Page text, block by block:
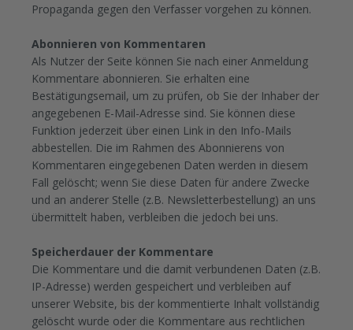
Propaganda gegen den Verfasser vorgehen zu können.
Abonnieren von Kommentaren
Als Nutzer der Seite können Sie nach einer Anmeldung
Kommentare abonnieren. Sie erhalten eine
Bestätigungsemail, um zu prüfen, ob Sie der Inhaber der
angegebenen E-Mail-Adresse sind. Sie können diese
Funktion jederzeit über einen Link in den Info-Mails
abbestellen. Die im Rahmen des Abonnierens von
Kommentaren eingegebenen Daten werden in diesem
Fall gelöscht; wenn Sie diese Daten für andere Zwecke
und an anderer Stelle (z.B. Newsletterbestellung) an uns
übermittelt haben, verbleiben die jedoch bei uns.
Speicherdauer der Kommentare
Die Kommentare und die damit verbundenen Daten (z.B.
IP-Adresse) werden gespeichert und verbleiben auf
unserer Website, bis der kommentierte Inhalt vollständig
gelöscht wurde oder die Kommentare aus rechtlichen